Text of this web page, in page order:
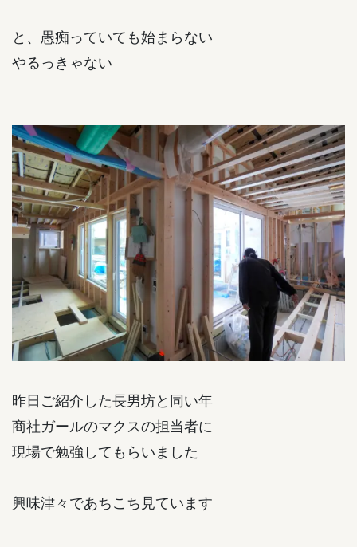
と、愚痴っていても始まらない
やるっきゃない
昨日ご紹介した長男坊と同い年
商社ガールのマクスの担当者に
現場で勉強してもらいました
興味津々であちこち見ています